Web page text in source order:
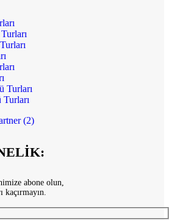
Turları
Turları
abone olun,